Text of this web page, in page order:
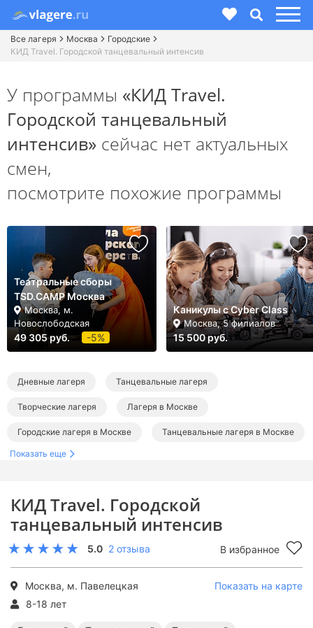
Все лагеря Москва
Городские
КИД Travel. Городской танцевальный интенсив
КИД Travel. Городской
танцевальный интенсив
5.0 2 отзыва В избранное
Москва, м. Павелецкая
Показать на карте
8-18 лет
У программы «КИД Travel.
Городской танцевальный
интенсив» сейчас нет актуальных
смен,
посмотрите похожие программы
Театральные сборы
TSD.CAMP Москва
Москва, м.
Новослободская
49 305 руб. -5%
Каникулы с Cyber Class
Москва, 5 филиалов
15 500 руб.
Дневные лагеря Танцевальные лагеря
Творческие лагеря Лагеря в Москве
Городские лагеря в Москве Танцевальные лагеря в Москве
Творческие лагеря в Москве
Показать еще